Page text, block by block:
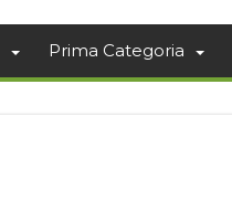
Prima Categoria